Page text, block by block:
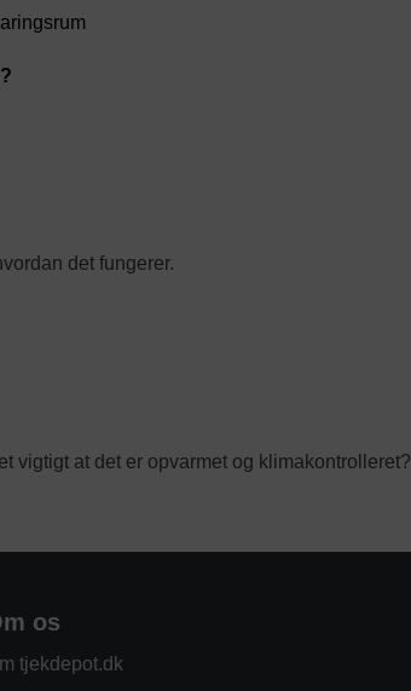
det fungerer.
vigtigt at det er opvarmet og klimakontrolleret?
os
tjekdepot.dk